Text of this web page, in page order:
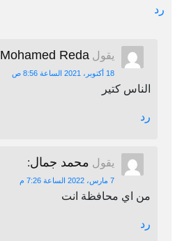
رد
يقول Mohamed Reda
18 أكتوبر، 2021 الساعة 8:56 ص
الناس كتير
رد
يقول محمد جمال:
7 مارس، 2022 الساعة 7:26 م
من اي محافظة انت
رد